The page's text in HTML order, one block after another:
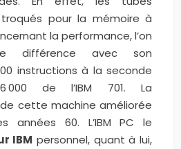
pour la mémoire à
la performance, l’on
différence avec son
instructions à la seconde
de l’IBM 701. La
cette machine améliorée
années 60. L’IBM PC le
IBM personnel, quant à lui,